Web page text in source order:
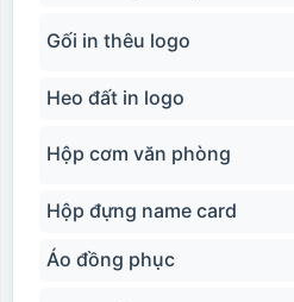
Gối in thêu logo
Heo đất in logo
Hộp cơm văn phòng
Hộp đựng name card
Áo đồng phục